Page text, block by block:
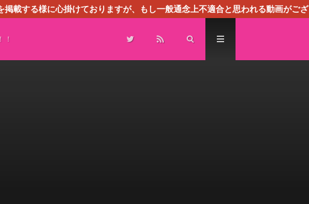
載する様に心掛けておりますが、もし一般通念上不適合と思われる動画がござ
！